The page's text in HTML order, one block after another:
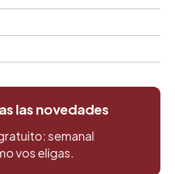
las novedades
semanal
vos eligas.